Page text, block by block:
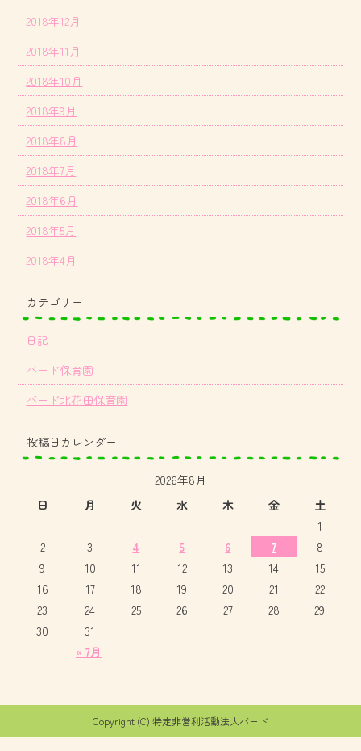
2018年12月
2018年11月
2018年10月
2018年9月
2018年8月
2018年7月
2018年6月
2018年5月
2018年4月
カテゴリー
日記
バード保育園
バード北花田保育園
投稿日カレンダー
2026年8月
日
月 火 水 木 金 土
« 7月
1
2
3 4 5 6 7
8
9
10 11 12 13 14
15
16
17 18 19 20 21
22
23
24 25 26 27 28
29
30
31
Copyright (C) 特定非営利活動法人バード